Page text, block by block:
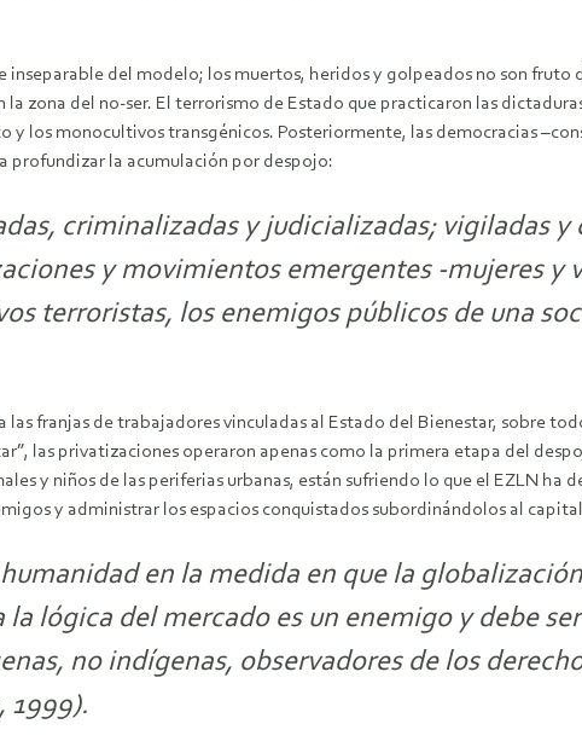
del modelo; los muertos, heridos y golpeados no son fruto
zona del no-ser. El terrorismo de Estado que practicaron las
los monocultivos transgénicos. Posteriormente, las democracias
profundizar la acumulación por despojo:
criminalizadas y judicializadas; vigiladas
y movimientos emergentes -mujeres y
terroristas, los enemigos públicos de una
franjas de trabajadores vinculadas al Estado del Bienestar, sobre
las privatizaciones operaron apenas como la primera etapa del
y niños de las periferias urbanas, están sufriendo lo que el EZLN ha
y administrar los espacios conquistados subordinándolos al
en la medida en que la
lógica del mercado es un enemigo y debe
no indígenas, observadores de los
1999).